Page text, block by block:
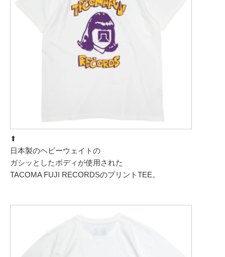
⬆︎
日本製のヘビーウェイトの
ガシッとしたボディが使用された
TACOMA FUJI RECORDSのプリントTEE。